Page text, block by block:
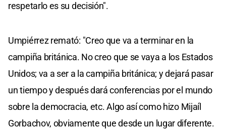
respetarlo es su decisión".
Umpiérrez remató: "Creo que va a terminar en la
campiña británica. No creo que se vaya a los Estados
Unidos; va a ser a la campiña británica; y dejará pasar
un tiempo y después dará conferencias por el mundo
sobre la democracia, etc. Algo así como hizo Mijaíl
Gorbachov, obviamente que desde un lugar diferente.